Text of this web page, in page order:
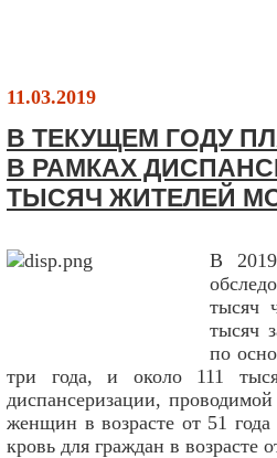
11.03.2019
В ТЕКУЩЕМ ГОДУ
В РАМКАХ
ТЫСЯЧ ЖИТЕЛЕЙ
В
тысяч
тысяч
по
три года, и около 111
диспансеризации,
женщин в возрасте от 51
кровь для граждан в возрасте